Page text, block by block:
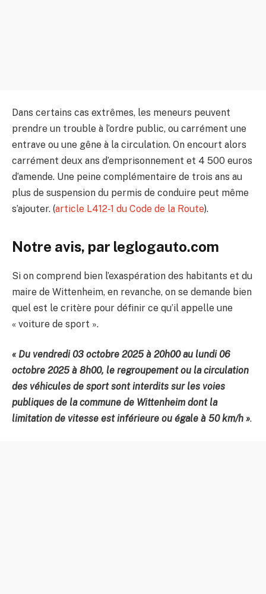
Dans certains cas extrêmes, les meneurs peuvent
prendre un trouble à l’ordre public, ou carrément une
entrave ou une gêne à la circulation. On encourt alors
carrément deux ans d’emprisonnement et 4 500 euros
d’amende. Une peine complémentaire de trois ans au
plus de suspension du permis de conduire peut même
s’ajouter. (article L412-1 du Code de la Route).
Notre avis, par leglogauto.com
Si on comprend bien l’exaspération des habitants et du
maire de Wittenheim, en revanche, on se demande bien
quel est le critère pour définir ce qu’il appelle une
« voiture de sport ».
« Du vendredi 03 octobre 2025 à 20h00 au lundi 06
octobre 2025 à 8h00, le regroupement ou la circulation
des véhicules de sport sont interdits sur les voies
publiques de la commune de Wittenheim dont la
limitation de vitesse est inférieure ou égale à 50 km/h ».